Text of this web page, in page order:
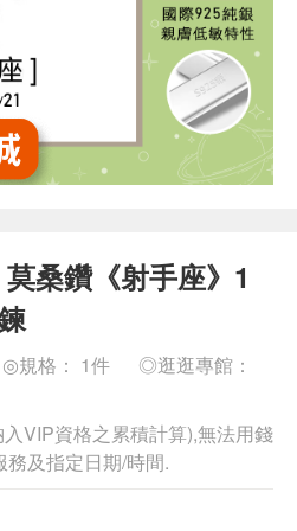
莫桑鑽《射手座》1
◎規格： 1件
◎逛逛專館：
VIP資格之累積計算),無法用錢
及指定日期/時間.